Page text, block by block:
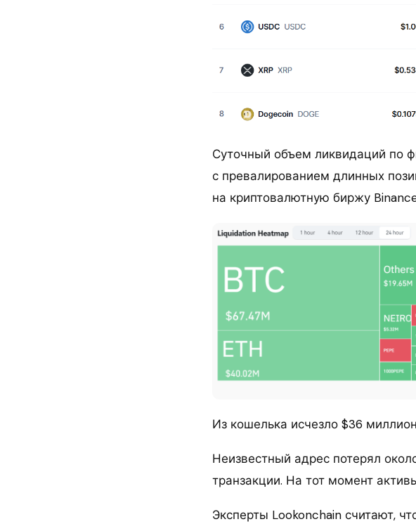
Суточный объем ликвидаций по
с превалированием длинных
на криптовалютную биржу
Из кошелька исчезло $36
Неизвестный адрес потерял
транзакции. На тот момент
Эксперты Lookonchain считают,